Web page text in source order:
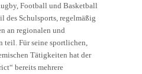
Football und Basketball
des Schulsports, regelmäßig
an regionalen und
Für seine sportlichen,
Tätigkeiten hat der
bereits mehrere